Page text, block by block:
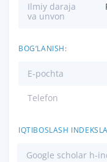
Ilmiy daraja
va unvon
BOG‘LANISH:
E-pochta
Telefon
IQTIBOSLASH
Google scholar h-